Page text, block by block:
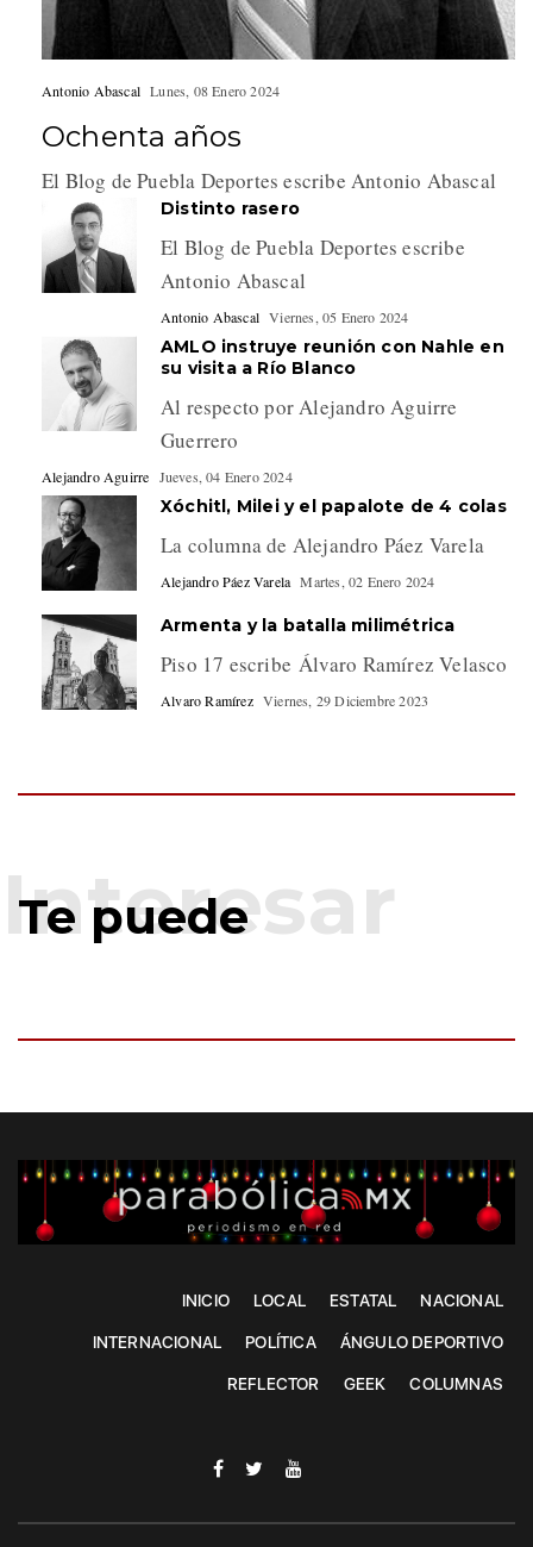
Antonio Abascal Lunes, 08 Enero 2024
Ochenta años
El Blog de Puebla Deportes escribe Antonio Abascal
Distinto rasero
El Blog de Puebla Deportes escribe
Antonio Abascal
Antonio Abascal Viernes, 05 Enero 2024
AMLO instruye reunión con Nahle en
su visita a Río Blanco
Al respecto por Alejandro Aguirre
Guerrero
Alejandro Aguirre Jueves, 04 Enero 2024
Xóchitl, Milei y el papalote de 4 colas
La columna de Alejandro Páez Varela
Alejandro Páez Varela Martes, 02 Enero 2024
Armenta y la batalla milimétrica
Piso 17 escribe Álvaro Ramírez Velasco
Alvaro Ramírez Viernes, 29 Diciembre 2023
Te puede
INICIO LOCAL ESTATAL NACIONAL
INTERNACIONAL POLÍTICA ÁNGULO DEPORTIVO
REFLECTOR GEEK COLUMNAS